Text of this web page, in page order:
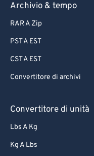
Archivio & tempo
RAR A Zip
PST A EST
CST A EST
Convertitore di archivi
Convertitore di unità
Lbs A Kg
Kg A Lbs